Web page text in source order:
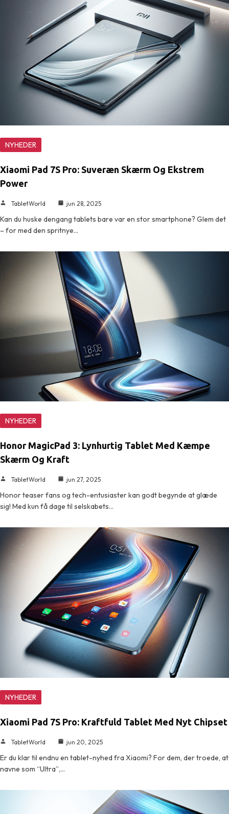
NYHEDER
Xiaomi Pad 7S Pro: Suveræn Skærm Og Ekstrem
Power
TabletWorld jun 28, 2025
Kan du huske dengang tablets bare var en stor smartphone? Glem det
– for med den spritnye…
NYHEDER
Honor MagicPad 3: Lynhurtig Tablet Med Kæmpe
Skærm Og Kraft
TabletWorld jun 27, 2025
Honor teaser fans og tech-entusiaster kan godt begynde at glæde
sig! Med kun få dage til selskabets…
NYHEDER
Xiaomi Pad 7S Pro: Kraftfuld Tablet Med Nyt Chipset
TabletWorld jun 20, 2025
Er du klar til endnu en tablet-nyhed fra Xiaomi? For dem, der troede, at
navne som “Ultra”,…